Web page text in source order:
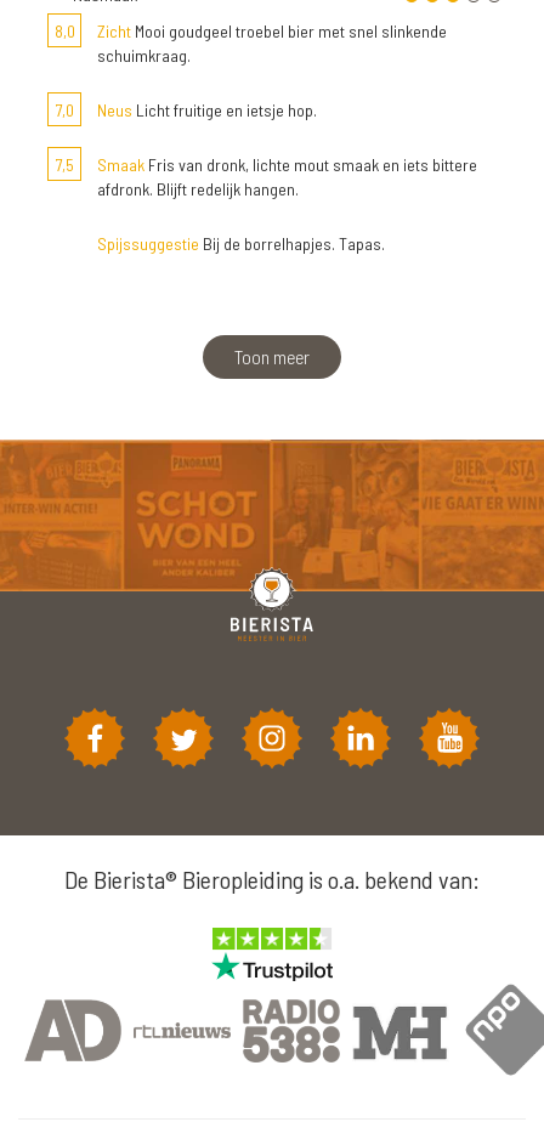
8,0
Zicht Mooi goudgeel troebel bier met snel slinkende
schuimkraag.
7,0 Neus Licht fruitige en ietsje hop.
7,5 Smaak Fris van dronk, lichte mout smaak en iets bittere
afdronk. Blijft redelijk hangen.
Spijssuggestie Bij de borrelhapjes. Tapas.
Toon meer
De Bierista® Bieropleiding is o.a. bekend van: